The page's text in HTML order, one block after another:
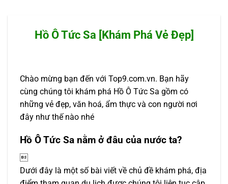
Hồ Ô Tức Sa [Khám Phá Vẻ Đẹp]
Chào mừng bạn đến với Top9.com.vn. Bạn hãy
cùng chúng tôi khám phá Hồ Ô Tức Sa gồm có
những vẻ đẹp, văn hoá, ẩm thực và con người nơi
đây như thế nào nhé
Hồ Ô Tức Sa nằm ở đâu của nước ta?

Dưới đây là một số bài viết về chủ đề khám phá, địa